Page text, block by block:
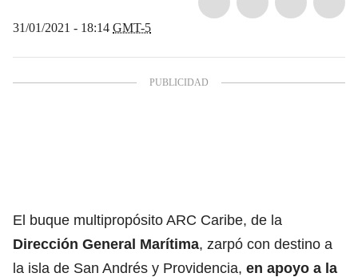
31/01/2021 - 18:14 GMT-5
El buque multipropósito ARC Caribe, de la
Dirección General Marítima, zarpó con destino a
la isla de San Andrés y Providencia, en apoyo a la